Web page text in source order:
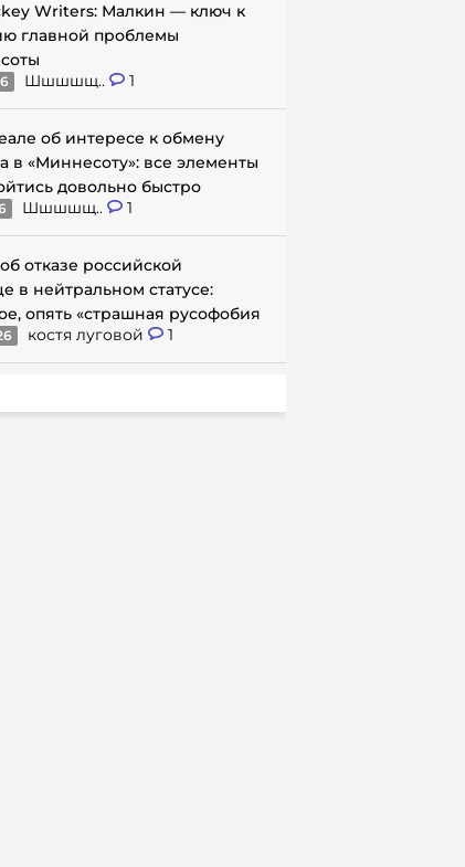
Writers: Малкин — ключ к
главной проблемы
Шшшшщ.. 1
об интересе к обмену
в «Миннесоту»: все элементы
довольно быстро
Шшшшщ.. 1
отказе российской
в нейтральном статусе:
опять «страшная русофобия
костя луговой 1